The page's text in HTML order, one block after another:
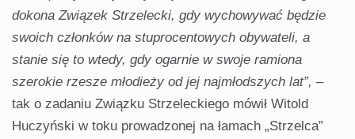
dokona Związek Strzelecki, gdy wychowywać będzie
swoich członków na stuprocentowych obywateli, a
stanie się to wtedy, gdy ogarnie w swoje ramiona
szerokie rzesze młodieży od jej najmłodszych lat”, –
tak o zadaniu Związku Strzeleckiego mówił Witold
Huczyński w toku prowadzonej na łamach „Strzelca”